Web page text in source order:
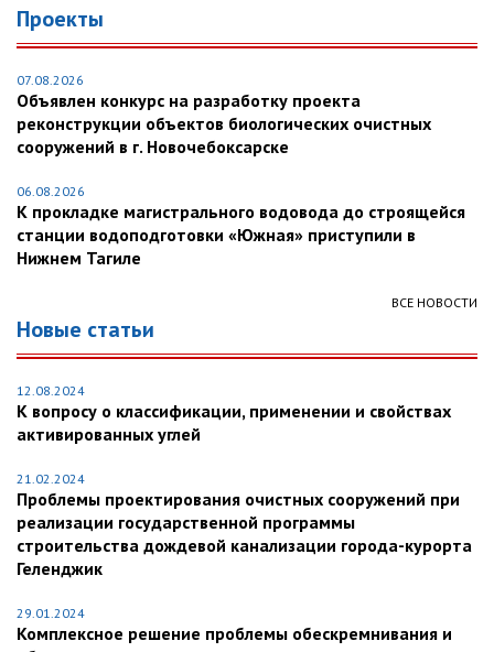
Проекты
07.08.2026
Объявлен конкурс на разработку проекта
реконструкции объектов биологических очистных
сооружений в г. Новочебоксарске
06.08.2026
К прокладке магистрального водовода до строящейся
станции водоподготовки «Южная» приступили в
Нижнем Тагиле
ВСЕ НОВОСТИ
Новые статьи
12.08.2024
К вопросу о классификации, применении и свойствах
активированных углей
21.02.2024
Проблемы проектирования очистных сооружений при
реализации государственной программы
строительства дождевой канализации города-курорта
Геленджик
29.01.2024
Комплексное решение проблемы обескремнивания и